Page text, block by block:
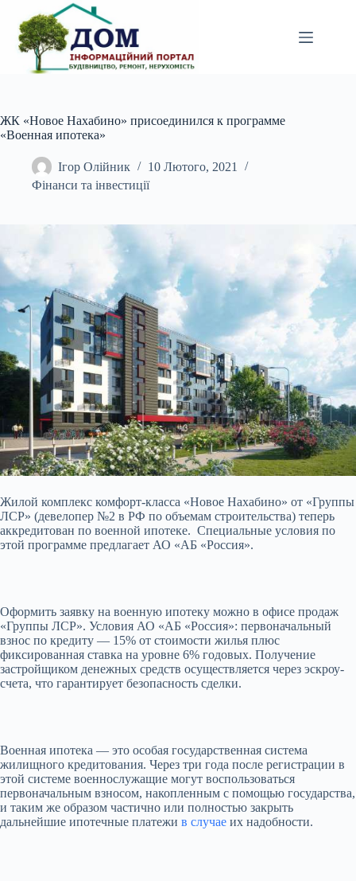
вмісту
ЖК «Новое Нахабино» присоединился к программе
«Военная ипотека»
Ігор Олійник
10 Лютого, 2021
Фінанси та інвестиції
Жилой комплекс комфорт-класса «Новое Нахабино» от «Группы
ЛСР» (девелопер №2 в РФ по объемам строительства) теперь
аккредитован по военной ипотеке. Специальные условия по
этой программе предлагает АО «АБ «Россия».
Оформить заявку на военную ипотеку можно в офисе продаж
«Группы ЛСР». Условия АО «АБ «Россия»: первоначальный
взнос по кредиту — 15% от стоимости жилья плюс
фиксированная ставка на уровне 6% годовых. Получение
застройщиком денежных средств осуществляется через эскроу-
счета, что гарантирует безопасность сделки.
Военная ипотека — это особая государственная система
жилищного кредитования. Через три года после регистрации в
этой системе военнослужащие могут воспользоваться
первоначальным взносом, накопленным с помощью государства,
и таким же образом частично или полностью закрыть
дальнейшие ипотечные платежи в случае их надобности.